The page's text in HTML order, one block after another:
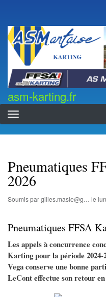
compte
de
l'utilisateur
asm-karting.fr
asm-karting.fr
Pneumatiques
2026
Soumis pargilles.masle@g… le
Pneumatiques FFSA
Les appels à concurrence
Karting pour la période
Vega conserve une bonne
LeCont effectue son retour